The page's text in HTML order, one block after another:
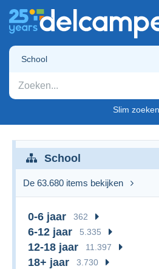
School
Slim zoeken
School
De 63.680 items bekijken
0-6 jaar 362
6-12 jaar 5.335
12-18 jaar 11.397
18+ jaar 3.730